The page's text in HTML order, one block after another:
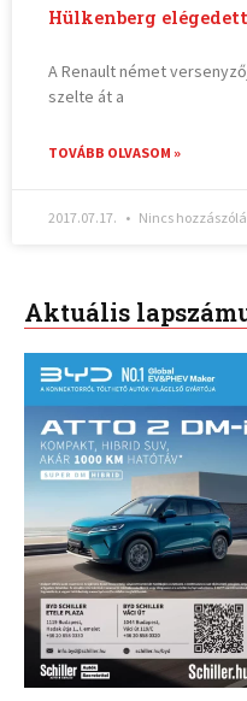
Hülkenberg
A Renault német
szelte át a
TOVÁBB OLVASOM »
2017.07.17. Nincs
Aktuális